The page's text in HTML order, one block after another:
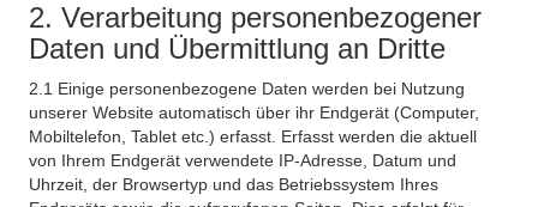
2. Verarbeitung personenbezogener
Daten und Übermittlung an Dritte
2.1 Einige personenbezogene Daten werden bei Nutzung
unserer Website automatisch über ihr Endgerät (Computer,
Mobiltelefon, Tablet etc.) erfasst. Erfasst werden die aktuell
von Ihrem Endgerät verwendete IP-Adresse, Datum und
Uhrzeit, der Browsertyp und das Betriebssystem Ihres